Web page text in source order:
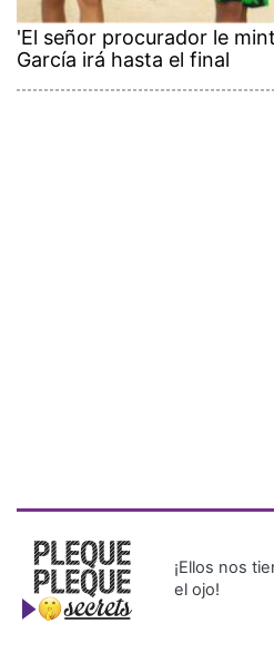
'El señor procurador le
García irá hasta el final
¡Ellos nos
el ojo!